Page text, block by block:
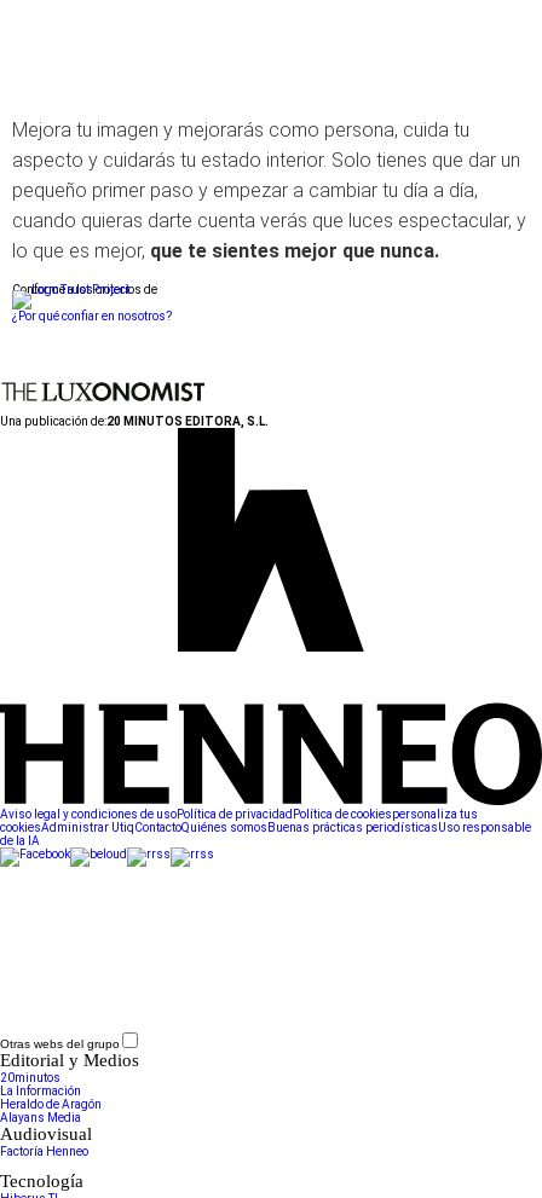
Mejora tu imagen y mejorarás como persona, cuida tu
aspecto y cuidarás tu estado interior. Solo tienes que dar un
pequeño primer paso y empezar a cambiar tu día a día,
cuando quieras darte cuenta verás que luces espectacular, y
lo que es mejor, que te sientes mejor que nunca.
Conforme a los criterios de
¿Por qué confiar en nosotros?
Una publicación de:20 MINUTOS EDITORA, S.L.
Aviso legal y condiciones de usoPolítica de privacidad Política de cookiespersonaliza tus
cookiesAdministrar UtiqContactoQuiénes somos Buenas prácticas periodísticasUso responsable
de la IA
Otras webs del grupo
Editorial y Medios
20minutos
La Información
Heraldo de Aragón
Alayans Media
Audiovisual
Factoría Henneo
Tecnología